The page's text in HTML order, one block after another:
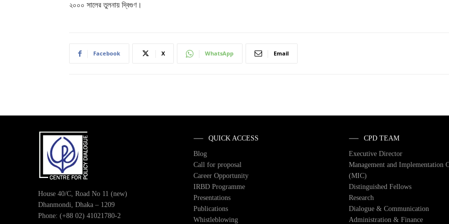
২০০০ সালের তুলনায় দ্বিগুণ।
Facebook X WhatsApp Email
House 40/C, Road No 11 (new)
Dhanmondi, Dhaka – 1209
Phone: (+88 02) 41021780-2
QUICK ACCESS
Blog
Call for proposal
Career Opportunity
IRBD Programme
Presentations
Publications
Whistleblowing
CPD TEAM
Executive Director
Management and Implementation
(MIC)
Distinguished Fellows
Research
Dialogue & Communication
Administration & Finance